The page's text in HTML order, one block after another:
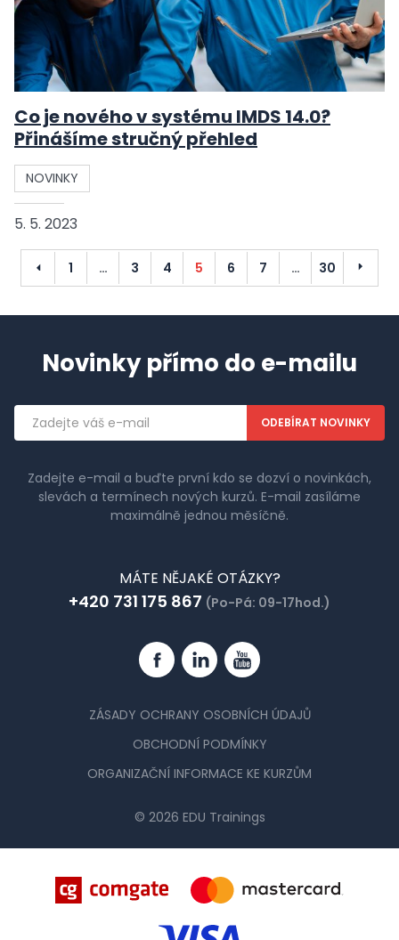
Co je nového v systému IMDS 14.0?
Přinášíme stručný přehled
NOVINKY
5. 5. 2023
Předchozí
1 … 3 4 5 6 7 … 30 Další
Novinky přímo do e-mailu
Emailová
adresa
Zadejte e-mail a buďte první kdo se dozví o novinkách,
slevách a termínech nových kurzů. E-mail zasíláme
maximálně jednou měsíčně.
MÁTE NĚJAKÉ OTÁZKY?
+420 731 175 867 (Po-Pá: 09-17hod.)
FacebookLinkedinYouTube
ZÁSADY OCHRANY OSOBNÍCH ÚDAJŮ
OBCHODNÍ PODMÍNKY
ORGANIZAČNÍ INFORMACE KE KURZŮM
© 2026 EDU Trainings